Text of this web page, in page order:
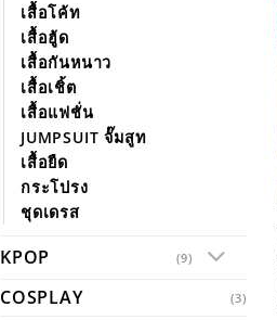
เสื้อโค้ท
เสื้อฮู้ด
เสื้อกันหนาว
เสื้อเชิ้ต
เสื้อแฟชั่น
JUMPSUIT จั๊มสูท
เสื้อยืด
กระโปรง
ชุดเดรส
KPOP (9)
COSPLAY (3)